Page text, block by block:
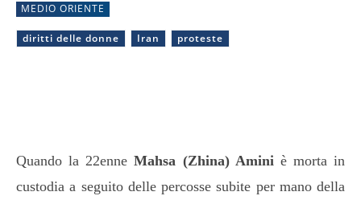
MEDIO ORIENTE
diritti delle donne Iran proteste
Quando la 22enneMahsa (Zhina) Amini è morta in
custodia a seguito delle percosse subite per mano della